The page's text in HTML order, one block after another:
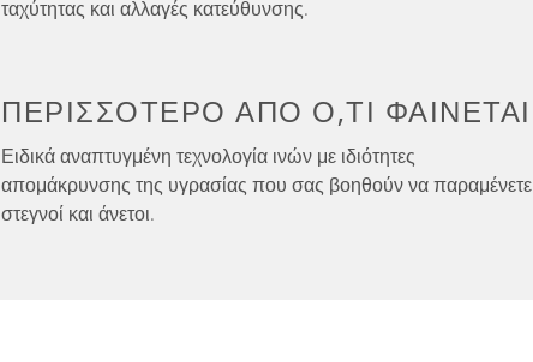
ταχύτητας και αλλαγές κατεύθυνσης.
ΠΕΡΙΣΣΌΤΕΡΟ ΑΠΌ Ό,ΤΙ ΦΑΊΝΕΤΑΙ
Ειδικά αναπτυγμένη τεχνολογία ινών με ιδιότητες
απομάκρυνσης της υγρασίας που σας βοηθούν να παραμένετε
στεγνοί και άνετοι.